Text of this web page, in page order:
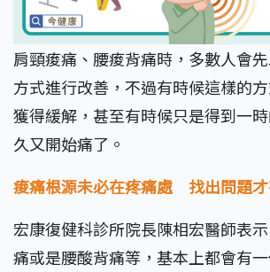
肩頸痠痛、腰痠背痛時，多數人會
方式進行改善，不過有時候這樣的
獲得緩解，甚至有時候只是得到一
久又開始痛了。
痠痛根源未必在疼痛處 找出問題
宏康復健科診所院長陳相宏醫師表
痛或是腰酸背痛等，基本上都會有